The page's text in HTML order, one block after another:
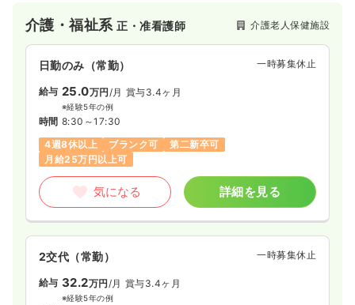
介護・福祉系正・准看護師 介護老人保健施設
日勤のみ（常勤） 一時募集休止
給与 25.0万円/月 賞与3.4ヶ月
※経験5年の例
時間 8:30～17:30
4週8休以上
ブランク可
第二新卒可
月給25万円以上可
気になる 詳細を見る
2交代（常勤） 一時募集休止
給与 32.2万円 /月 賞与3.4ヶ月
※経験5年の例